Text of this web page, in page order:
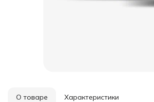
О товаре Характеристики